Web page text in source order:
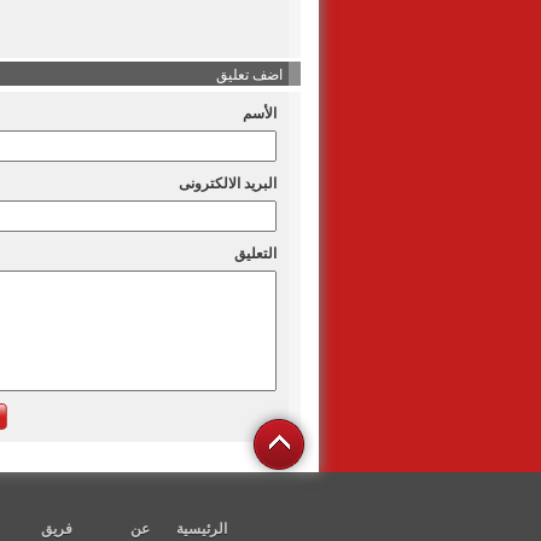
اضف تعليق
الأسم
البريد الالكترونى
التعليق
الرئيسية عن
فريق